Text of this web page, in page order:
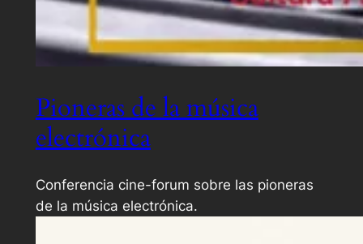
Pioneras de la música
electrónica
Conferencia cine-forum sobre las pioneras
de la música electrónica.